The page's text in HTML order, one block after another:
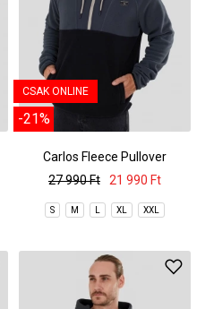
CSAK ONLINE
-21%
Carlos Fleece Pullover
27 990 Ft
21 990 Ft
S M L XL XXL